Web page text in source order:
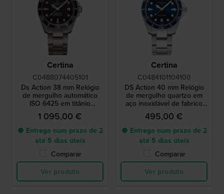
Certina
C0488074405101
Ds Action 38 mm Relógio
de mergulho automático
ISO 6425 em titânio
fabricado na Suíça
1 095,00 €
● Entrega num prazo de 2
até 5 dias úteis
Comparar
Ver produto
Certina
C0484101104100
DS Action 40 mm Relógio
de mergulho quartzo em
aço inoxidável de fabrico
suíço com data
495,00 €
● Entrega num prazo de 2
até 5 dias úteis
Comparar
Ver produto